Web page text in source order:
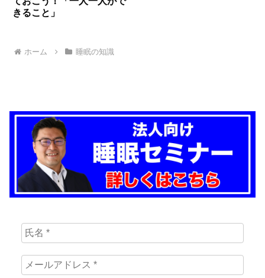
きること」
ホーム 睡眠の知識